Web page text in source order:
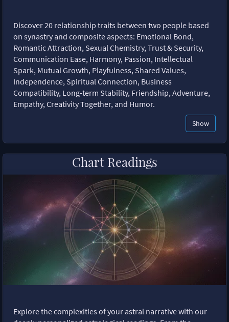
Discover 20 relationship traits between two people based
on synastry and composite aspects: Emotional Bond,
Romantic Attraction, Sexual Chemistry, Trust & Security,
Communication Ease, Harmony, Passion, Intellectual
Spark, Mutual Growth, Playfulness, Shared Values,
Independence, Spiritual Connection, Business
Compatibility, Long-term Stability, Friendship, Adventure,
Empathy, Creativity Together, and Humor.
Show
Chart Readings
Explore the complexities of your astral narrative with our